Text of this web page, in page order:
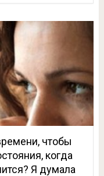
чтобы
когда
Я думала